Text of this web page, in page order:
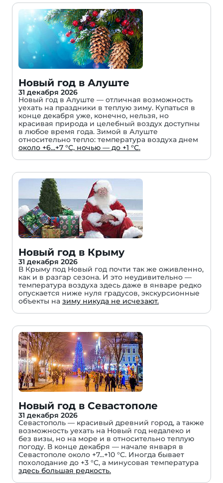
Новый год в Алуште
31 декабря 2026
Новый год в Алуште — отличная возможность
уехать на праздники в теплую зиму. Купаться в
конце декабря уже, конечно, нельзя, но
красивая природа и целебный воздух доступны
в любое время года. Зимой в Алуште
относительно тепло: температура воздуха днем
около +6...+7 °С, ночью — до +1 °С.
Новый год в Крыму
31 декабря 2026
В Крыму под Новый год почти так же оживленно,
как и в разгар сезона. И это неудивительно —
температура воздуха здесь даже в январе редко
опускается ниже нуля градусов, экскурсионные
объекты на зиму никуда не исчезают.
Новый год в Севастополе
31 декабря 2026
Севастополь — красивый древний город, а также
возможность уехать на Новый год недалеко и
без визы, но на море и в относительно теплую
погоду. В конце декабря — начале января в
Севастополе около +7...+10 °C. Иногда бывает
похолодание до +3 °C, а минусовая температура
здесь большая редкость.